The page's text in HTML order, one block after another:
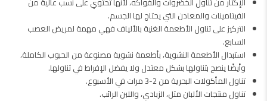
الفيتامينات والمعادن التي يحتاج لها الجسم.
التركيز على تناول الأطعمة الغنية بالألياف فهي مهمة لمريض العصب
السابع.
استبدال الأطعمة النشوية، بأطعمة نشوية مصنوعة من الحبوب الكاملة،
وأيضًا ينصح بتناولها بشكل معتدل ولا يفضل الإفراط في تناولها.
تناول المأكولات البحرية من 2-3 مرات في الأسبوع.
تناول منتجات الألبان مثل، الزبادي، واللبن الرائب.